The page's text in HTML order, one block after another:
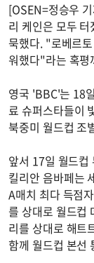
[OSEN=정승우
리 케인은 모두
묵했다. "로베르
워했다"라는 혹평
영국 'BBC'는 18
료 슈퍼스타들이
북중미 월드컵 조
앞서 17일 월드컵
킬리안 음바페는
A매치 최다 득점
를 상대로 월드컵
리를 상대로 해트
함께 월드컵 본선